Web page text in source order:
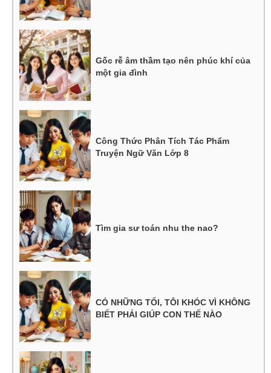
Gốc rễ âm thầm tạo nên phúc khí của
một gia đình
Công Thức Phân Tích Tác Phẩm
Truyện Ngữ Văn Lớp 8
Tìm gia sư toán nhu the nao?
CÓ NHỮNG TỐI, TÔI KHÓC VÌ KHÔNG
BIẾT PHẢI GIÚP CON THẾ NÀO